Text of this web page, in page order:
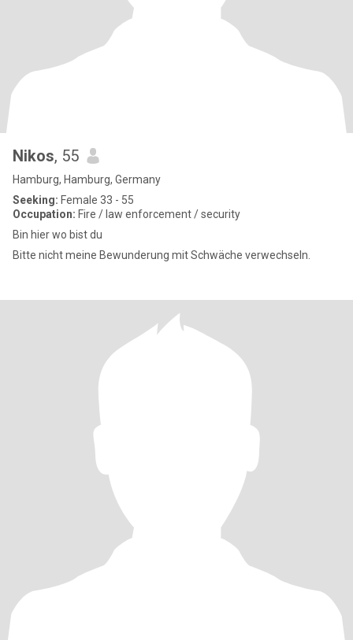
Nikos, 55
Hamburg, Hamburg, Germany
Seeking: Female 33 - 55
Occupation: Fire / law enforcement / security
Bin hier wo bist du
Bitte nicht meine Bewunderung mit Schwäche verwechseln.